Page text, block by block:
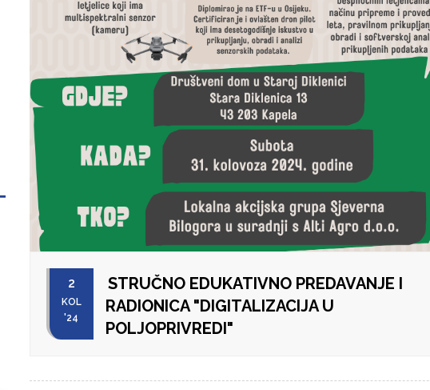
2
KOL
'24
STRUČNO EDUKATIVNO PREDAVANJE I
RADIONICA "DIGITALIZACIJA U
POLJOPRIVREDI"